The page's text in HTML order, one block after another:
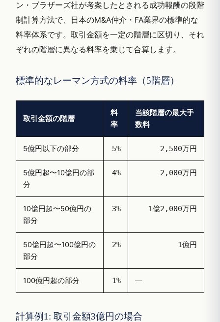
ン・ブラザーズ社が考案したとされる成功報酬の段階
制計算方法で、日本のM&A仲介・FA業界の標準的な
料率体系です。取引金額を一定の階層に区切り、それ
ぞれの階層に異なる料率を乗じて合算します。
標準的なレーマン方式の料率（5階層）
取引金額の階層
料
率
当該階層の最大手
数料
5億円以下の部分 5% 2,500万円
5億円超〜10億円の部
分
4% 2,000万円
10億円超〜50億円の
部分
3% 1億2,000万円
50億円超〜100億円の
部分
2% 1億円
100億円超の部分 1% —
計算例1: 取引金額3億円の場合